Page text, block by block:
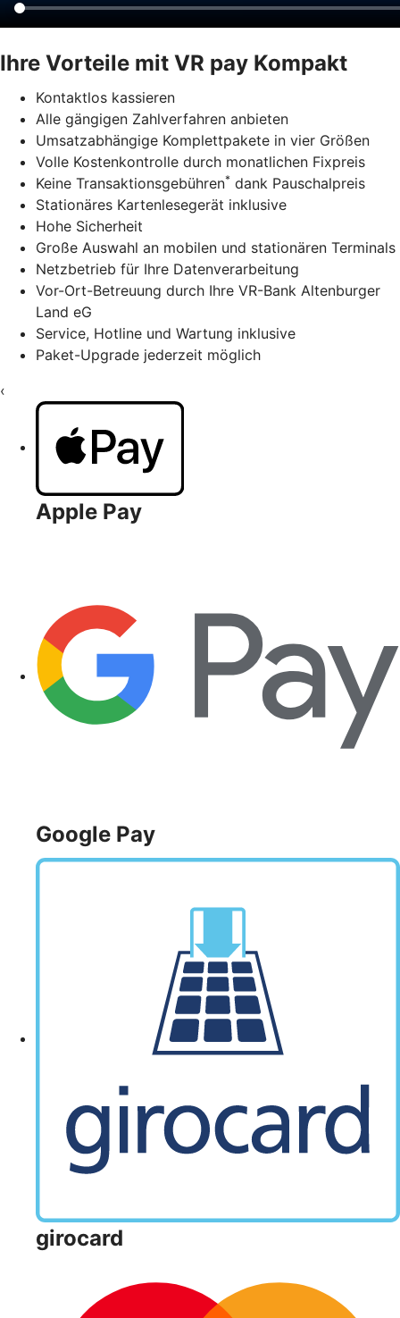
Ihre Vorteile mit VR pay Kompakt
Kontaktlos kassieren
Alle gängigen Zahlverfahren anbieten
Umsatzabhängige Komplettpakete in vier Größen
Volle Kostenkontrolle durch monatlichen Fixpreis
Keine Transaktionsgebühren* dank Pauschalpreis
Stationäres Kartenlesegerät inklusive
Hohe Sicherheit
Große Auswahl an mobilen und stationären Terminals
Netzbetrieb für Ihre Datenverarbeitung
Vor-Ort-Betreuung durch Ihre VR-Bank Altenburger
Land eG
Service, Hotline und Wartung inklusive
Paket-Upgrade jederzeit möglich
‹
Apple Pay
Google Pay
girocard